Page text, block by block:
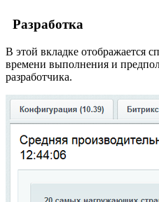
Разработка
В этой вкладке отображается
времени выполнения и
разработчика.